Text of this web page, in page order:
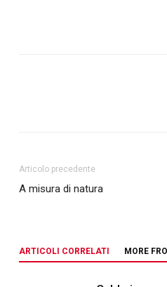
Articolo precedente
A misura di natura
ARTICOLI CORRELATI MORE